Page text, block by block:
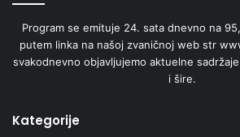
Program se emituje 24. sata dnevno na
putem linka na našoj zvaničnoj web str
svakodnevno objavljujemo aktuelne
i šire.
Kategorije